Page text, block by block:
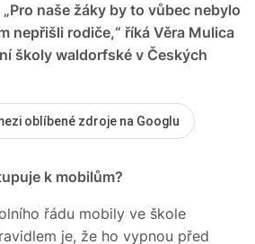
naše žáky by to vůbec nebylo
nepřišli rodiče,“ říká Věra Mulica
školy waldorfské v Českých
oblíbené zdroje na Googlu
k mobilům?
řádu mobily ve škole
je, že ho vypnou před